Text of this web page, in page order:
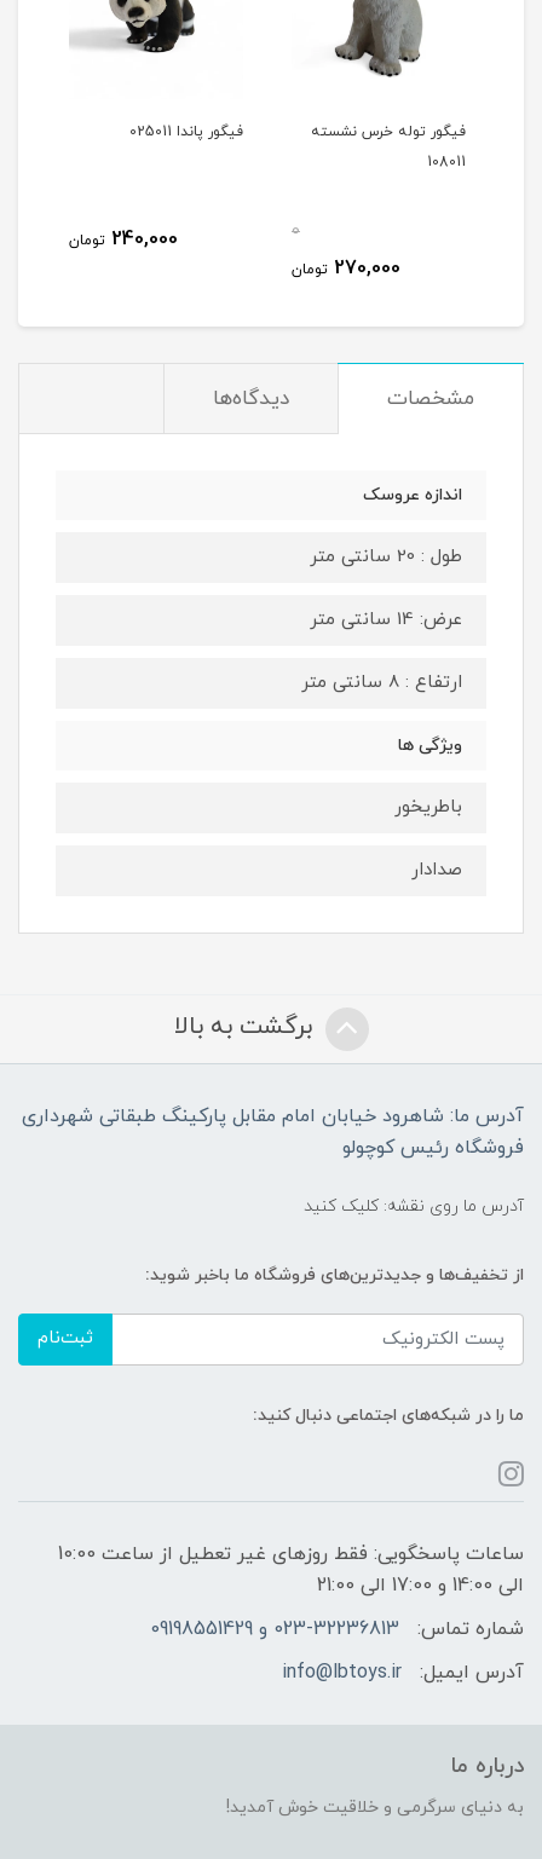
فیگور توله خرس نشسته
108011
0
270,000 تومان
فیگور پاندا 025011
240,000 تومان
مشخصات دیدگاه‌ها
اندازه عروسک
طول : 20 سانتی متر
عرض: 14 سانتی متر
ارتفاع : 8 سانتی متر
ویژگی ها
باطریخور
صدادار
برگشت به بالا
آدرس ما: شاهرود خیابان امام مقابل پارکینگ طبقاتی شهرداری
فروشگاه رئیس کوچولو
آدرس ما روی نقشه: کلیک کنید
از تخفیف‌ها و جدیدترین‌های فروشگاه ما باخبر شوید:
ثبت‌نام
ما را در شبکه‌های اجتماعی دنبال کنید:
ساعات پاسخگویی: فقط روزهای غیر تعطیل از ساعت 10:00
الی 14:00 و 17:00 الی 21:00
شماره تماس:
023-32236813 و 09198551429
آدرس ایمیل:
info@lbtoys.ir
درباره ما
به دنیای سرگرمی و خلاقیت خوش آمدید!